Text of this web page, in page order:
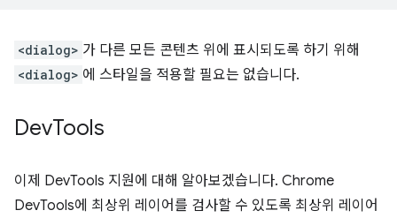
<dialog> 가 다른 모든 콘텐츠 위에 표시되도록 하기 위해
<dialog> 에 스타일을 적용할 필요는 없습니다.
DevTools
이제 DevTools 지원에 대해 알아보겠습니다. Chrome
DevTools에 최상위 레이어를 검사할 수 있도록 최상위 레이어